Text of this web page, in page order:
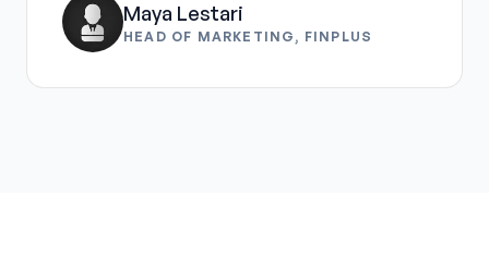
Maya Lestari
HEAD OF MARKETING, FINPLUS